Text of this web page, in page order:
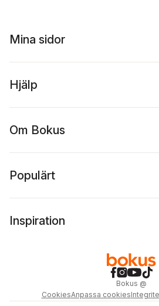
Mina sidor
Hjälp
Om Bokus
Populärt
Inspiration
Bokus @
CookiesAnpassa cookies